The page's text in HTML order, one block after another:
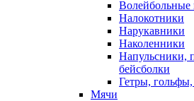
Волейбольные
Налокотники
Нарукавники
Наколенники
Напульсники,
бейсболки
Гетры,
Мячи